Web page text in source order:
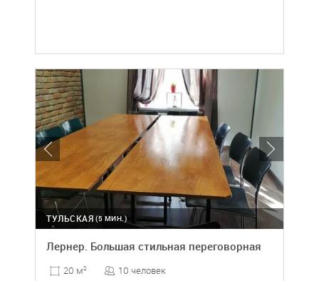
(5 МИН.)
ТУЛЬСКАЯ
Лернер. Большая стильная переговорная
20 м2 10 человек